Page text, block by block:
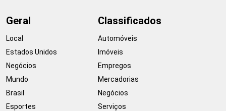
Geral
Local
Estados Unidos
Negócios
Mundo
Brasil
Esportes
Classificados
Automóveis
Imóveis
Empregos
Mercadorias
Negócios
Serviços